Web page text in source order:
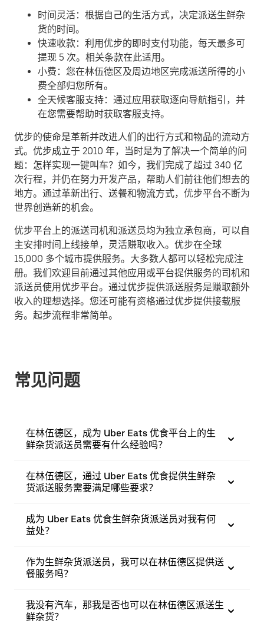
时间灵活：根据自己的生活方式，决定派送生鲜杂
货的时间。
快速收款：利用优步的即时支付功能，每天最多可
提现 5 次。相关条款在此适用。
小费：您在林伍德区及周边地区完成派送所得的小
费全部归您所有。
全天候客服支持：通过应用获取逐向导航指引，并
在您需要帮助时获取客服支持。
优步的使命是革新并改进人们的出行方式和物品的流动方
式。优步成立于 2010 年，当时是为了解决一个简单的问
题：怎样实现一键叫车？如今，我们完成了超过 340 亿
次行程，并仍在努力开发产品，帮助人们前往他们想去的
地方。通过革新出行、送餐和物流方式，优步平台不断为
世界创造新的机会。
优步平台上的派送司机和派送员均为独立承包商，可以自
主安排时间上线接单，灵活赚取收入。优步在全球
15,000 多个城市提供服务。大多数人都可以轻松完成注
册。我们欢迎目前通过其他应用或平台提供服务的司机和
派送员使用优步平台。通过优步提供派送服务是赚取额外
收入的理想选择。您还可能有资格通过优步提供接载服
务。起步流程非常简单。
常见问题
在林伍德区，成为 Uber Eats 优食平台上的生
鲜杂货派送员需要有什么经验吗？
在林伍德区，通过 Uber Eats 优食提供生鲜杂
货派送服务需要满足哪些要求？
成为 Uber Eats 优食生鲜杂货派送员对我有何
益处？
作为生鲜杂货派送员，我可以在林伍德区提供送
餐服务吗？
我没有汽车，那我是否也可以在林伍德区派送生
鲜杂货？